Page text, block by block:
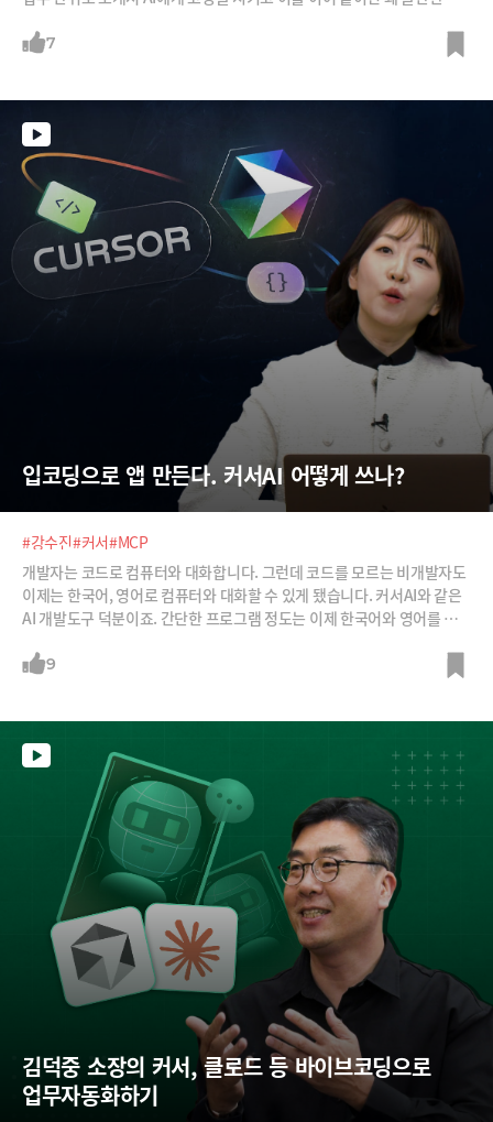
딩의 선구자 정도현 로보코 수석 컨설턴트가 바이브코딩이 무엇인지, 어떻
7
입코딩으로 앱 만든다. 커서AI 어떻게 쓰나?
#강수진#커서#MCP
개발자는 코드로 컴퓨터와 대화합니다. 그런데 코드를 모르는 비개발자도
이제는 한국어, 영어로 컴퓨터와 대화할 수 있게 됐습니다. 커서AI와 같은
AI 개발도구 덕분이죠. 간단한 프로그램 정도는 이제 한국어와 영어를 써
수진 박사가 커서 AI를 활용해 일반인도 간단한 프로그램을 개발할 수 있는
9
김덕중 소장의 커서, 클로드 등 바이브코딩으로
업무자동화하기